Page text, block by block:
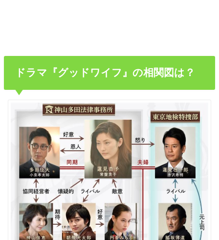
ドラマ『グッドワイフ』の相関図は？